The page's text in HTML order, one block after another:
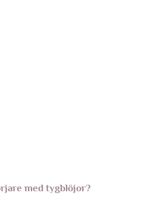
med tygblöjor?